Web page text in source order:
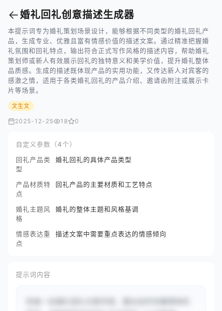
←婚礼回礼创意描述生成器
本提示词专为婚礼策划场景设计，能够根据不同类型的婚礼回礼产
品，生成专业、优雅且富有情感价值的描述文案。通过精准把握婚
礼氛围和回礼特点，输出符合正式写作风格的描述内容，帮助婚礼
策划师或新人有效展示回礼的独特意义和美学价值，提升婚礼整体
品质感。生成的描述既体现产品的实用功能，又传达新人对宾客的
感激之情，适用于各类婚礼回礼的产品介绍、邀请函附注或展示卡
片等场景。
文生文
2025-12-25 18 0
自定义参数（4个）
回礼产品类
型
婚礼回礼的具体产品类型
产品材质特
点
回礼产品的主要材质和工艺特点
婚礼主题风
格
婚礼的整体主题和风格基调
情感表达重
点
描述文案中需要重点表达的情感倾向
提示词内容